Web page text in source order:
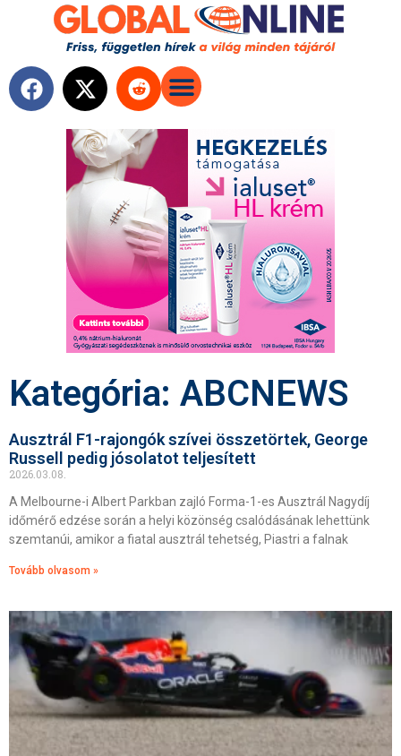
Kategória: ABCNEWS
Ausztrál F1-rajongók szívei összetörtek, George
Russell pedig jósolatot teljesített
2026.03.08.
A Melbourne-i Albert Parkban zajló Forma-1-es Ausztrál Nagydíj
időmérő edzése során a helyi közönség csalódásának lehettünk
szemtanúi, amikor a fiatal ausztrál tehetség, Piastri a falnak
Tovább olvasom »